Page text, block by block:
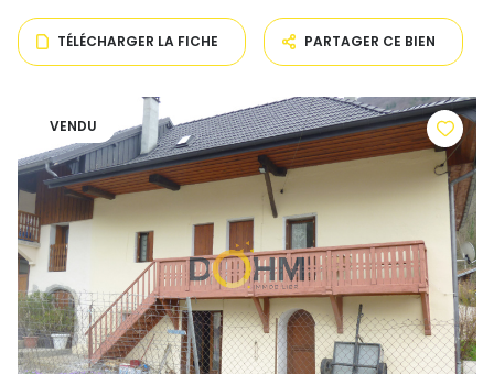
TÉLÉCHARGER LA FICHE PARTAGER CE BIEN
VENDU